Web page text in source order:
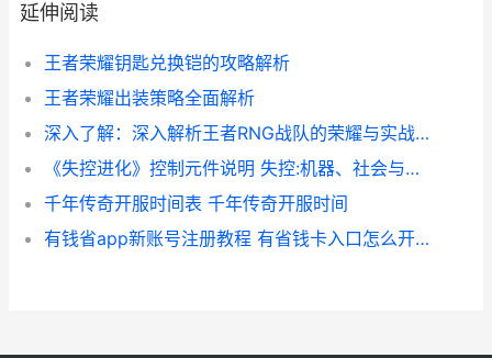
延伸阅读
王者荣耀钥匙兑换铠的攻略解析
王者荣耀出装策略全面解析
深入了解：深入解析王者RNG战队的荣耀与实战技巧
《失控进化》控制元件说明 失控:机器、社会与经济的新生物学
千年传奇开服时间表 千年传奇开服时间
有钱省app新账号注册教程 有省钱卡入口怎么开通